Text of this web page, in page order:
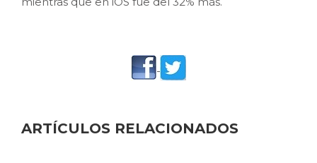
ARTÍCULOS RELACIONADOS